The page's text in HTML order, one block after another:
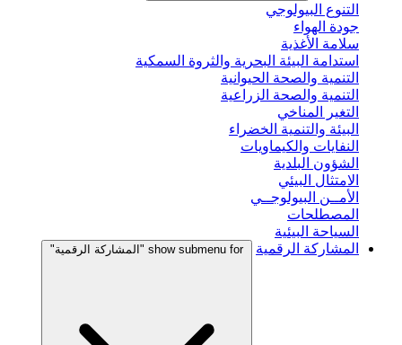
التنوع البيولوجي
جودة الهواء
سلامة الأغذية
استدامة البيئة البحرية والثروة السمكية
التنمية والصحة الحيوانية
التنمية والصحة الزراعية
التغير المناخي
البيئة والتنمية الخضراء
النفايات والكيماويات
الشؤون البلدية
الامتثال البيئي
الأمــن البيولوجــي
المصطلحات
السياحة البيئية
المشاركة الرقمية
show submenu for "المشاركة الرقمية"